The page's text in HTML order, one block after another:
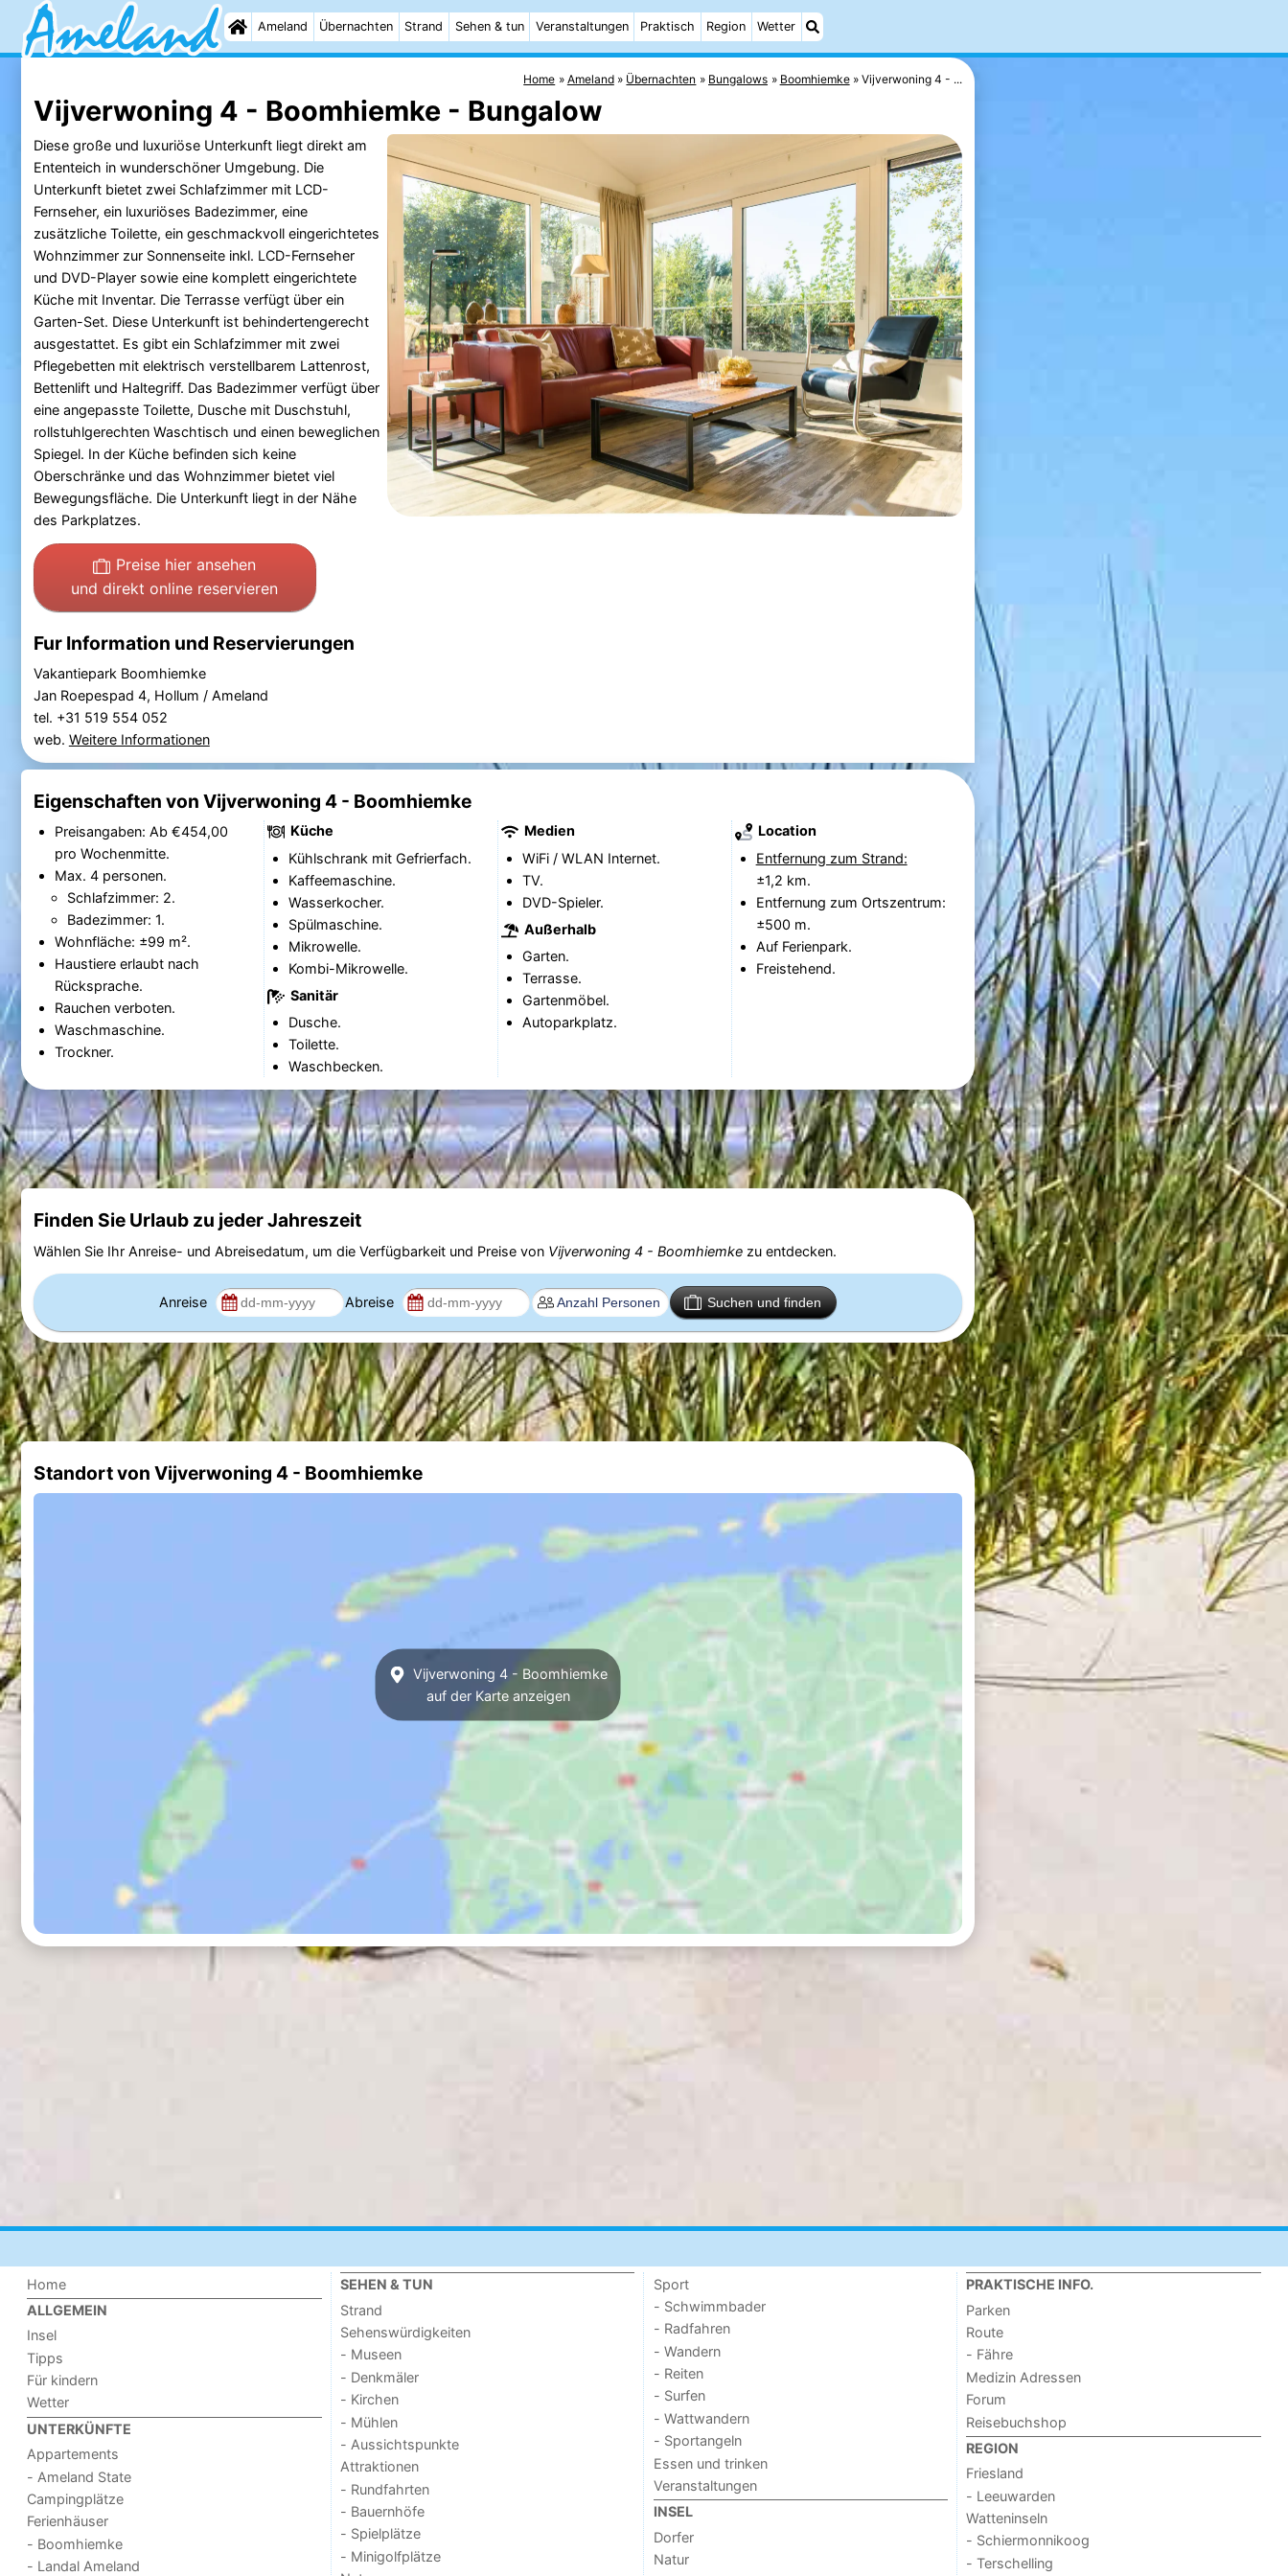
Ameland Übernachten Strand Sehen & tun Veranstaltungen Praktisch Region Wetter
Home Ameland Übernachten Bungalows Boomhiemke Vijverwoning 4 - ...
Vijverwoning 4 - Boomhiemke - Bungalow
Diese große und luxuriöse Unterkunft liegt direkt am
Ententeich in wunderschöner Umgebung. Die
Unterkunft bietet zwei Schlafzimmer mit LCD-
Fernseher, ein luxuriöses Badezimmer, eine
zusätzliche Toilette, ein geschmackvoll eingerichtetes
Wohnzimmer zur Sonnenseite inkl. LCD-Fernseher
und DVD-Player sowie eine komplett eingerichtete
Küche mit Inventar. Die Terrasse verfügt über ein
Garten-Set. Diese Unterkunft ist behindertengerecht
ausgestattet. Es gibt ein Schlafzimmer mit zwei
Pflegebetten mit elektrisch verstellbarem Lattenrost,
Bettenlift und Haltegriff. Das Badezimmer verfügt über
eine angepasste Toilette, Dusche mit Duschstuhl,
rollstuhlgerechten Waschtisch und einen beweglichen
Spiegel. In der Küche befinden sich keine
Oberschränke und das Wohnzimmer bietet viel
Bewegungsfläche. Die Unterkunft liegt in der Nähe
des Parkplatzes.
Preise hier ansehen
und direkt online reservieren
Fur Information und Reservierungen
Vakantiepark Boomhiemke
Jan Roepespad 4, Hollum / Ameland
tel. +31 519 554 052
web. Weitere Informationen
Eigenschaften von Vijverwoning 4 - Boomhiemke
Preisangaben: Ab €454,00
pro Wochenmitte.
Max. 4 personen.
Schlafzimmer: 2.
Badezimmer: 1.
Wohnfläche: ±99 m².
Haustiere erlaubt nach
Rücksprache.
Rauchen verboten.
Waschmaschine.
Trockner.
Küche
Kühlschrank mit Gefrierfach.
Kaffeemaschine.
Wasserkocher.
Spülmaschine.
Mikrowelle.
Kombi-Mikrowelle.
Sanitär
Dusche.
Toilette.
Waschbecken.
Medien
WiFi / WLAN Internet.
TV.
DVD-Spieler.
Außerhalb
Garten.
Terrasse.
Gartenmöbel.
Autoparkplatz.
Location
Entfernung zum Strand:
±1,2 km.
Entfernung zum Ortszentrum:
±500 m.
Auf Ferienpark.
Freistehend.
Finden Sie Urlaub zu jeder Jahreszeit
Wählen Sie Ihr Anreise- und Abreisedatum, um die Verfügbarkeit und Preise von Vijverwoning 4 - Boomhiemkezu entdecken.
Anreise Abreise Suchen und finden
Standort von Vijverwoning 4 - Boomhiemke
Vijverwoning 4 - Boomhiemke
auf der Karte anzeigen
Home
ALLGEMEIN
Insel
Tipps
Für kindern
Wetter
UNTERKÜNFTE
Appartements
- Ameland State
Campingplätze
Ferienhäuser
- Boomhiemke
- Landal Ameland
SEHEN & TUN
Strand
Sehenswürdigkeiten
- Museen
- Denkmäler
- Kirchen
- Mühlen
- Aussichtspunkte
Attraktionen
- Rundfahrten
- Bauernhöfe
- Spielplätze
- Minigolfplätze
Sport
- Schwimmbader
- Radfahren
- Wandern
- Reiten
- Surfen
- Wattwandern
- Sportangeln
Essen und trinken
Veranstaltungen
INSEL
Dorfer
Natur
PRAKTISCHE INFO.
Parken
Route
- Fähre
Medizin Adressen
Forum
Reisebuchshop
REGION
Friesland
- Leeuwarden
Watteninseln
- Schiermonnikoog
- Terschelling